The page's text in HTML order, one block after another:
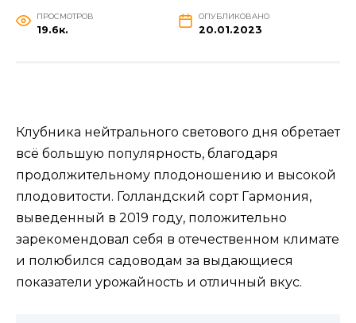
ПРОСМОТРОВ
19.6к.
ОПУБЛИКОВАНО
20.01.2023
Клубника нейтрального светового дня обретает
всё большую популярность, благодаря
продолжительному плодоношению и высокой
плодовитости. Голландский сорт Гармония,
выведенный в 2019 году, положительно
зарекомендовал себя в отечественном климате
и полюбился садоводам за выдающиеся
показатели урожайность и отличный вкус.